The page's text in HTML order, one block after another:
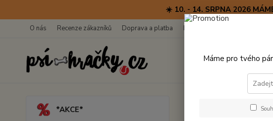
☀️ 10. - 14. SRPNA 2026
O nás Recenze zákazníků Doprava a platba Kontakty
*AKCE*
Máme pro tvého